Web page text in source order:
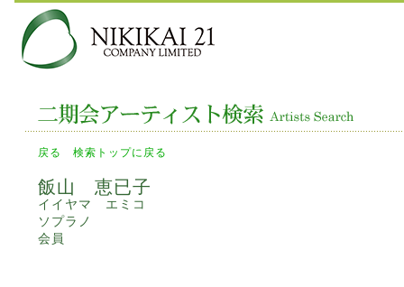
戻る 検索トップに戻る
飯山 恵已子
イイヤマ エミコ
ソプラノ
会員